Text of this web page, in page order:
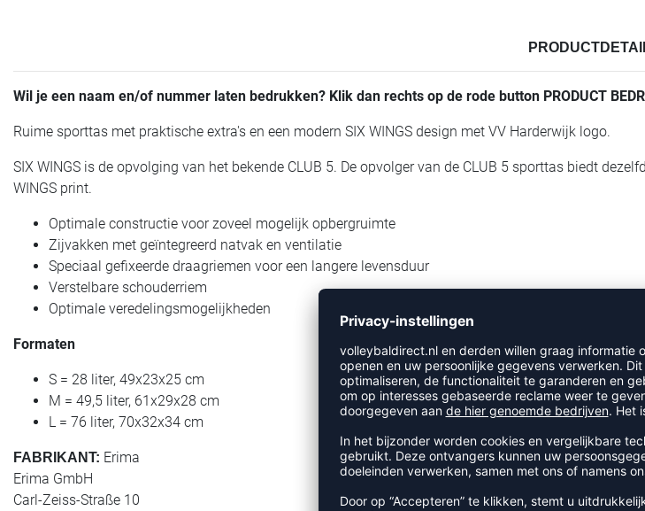
Wil je een naam en/of nummer laten bedrukken? Klik dan rechts op de rode button PRODUCT
Ruime sporttas met praktische extra's en een modern SIX WINGS design met VV Harderwijk logo.
SIX WINGS is de opvolging van het bekende CLUB 5. De opvolger van de CLUB 5 sporttas biedt
WINGS print.
Optimale constructie voor zoveel mogelijk opbergruimte
Zijvakken met geïntegreerd natvak en ventilatie
Speciaal gefixeerde draagriemen voor een langere levensduur
Verstelbare schouderriem
Optimale veredelingsmogelijkheden
Formaten
S = 28 liter, 49x23x25 cm
M = 49,5 liter, 61x29x28 cm
L = 76 liter, 70x32x34 cm
FABRIKANT: Erima
Erima GmbH
Carl-Zeiss-Straße 10